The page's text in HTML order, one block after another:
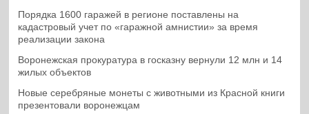
Порядка 1600 гаражей в регионе поставлены на
кадастровый учет по «гаражной амнистии» за время
реализации закона
Воронежская прокуратура в госказну вернули 12 млн и 14
жилых объектов
Новые серебряные монеты с животными из Красной книги
презентовали воронежцам